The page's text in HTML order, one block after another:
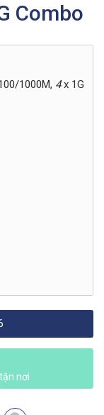
Combo
1000M, 4x 1G
nơi